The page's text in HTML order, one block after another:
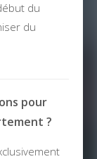
du
du
pour
?